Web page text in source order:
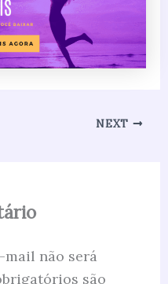
NEXT
mail não será
são